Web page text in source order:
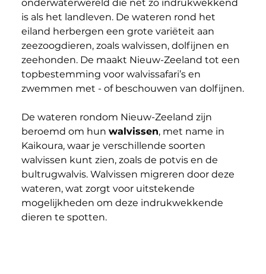
onderwaterwereld die net zo indrukwekkend
is als het landleven. De wateren rond het
eiland herbergen een grote variëteit aan
zeezoogdieren, zoals walvissen, dolfijnen en
zeehonden. De maakt Nieuw-Zeeland tot een
topbestemming voor walvissafari’s en
zwemmen met - of beschouwen van dolfijnen.
De wateren rondom Nieuw-Zeeland zijn
beroemd om hun walvissen, met name in
Kaikoura, waar je verschillende soorten
walvissen kunt zien, zoals de potvis en de
bultrugwalvis. Walvissen migreren door deze
wateren, wat zorgt voor uitstekende
mogelijkheden om deze indrukwekkende
dieren te spotten.